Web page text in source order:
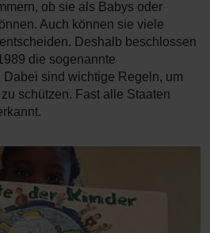
ob sie als Babys oder
Auch können sie viele
Deshalb beschlossen
die sogenannte
Dabei sind wichtige Regeln, um
schützen. Fast alle Staaten